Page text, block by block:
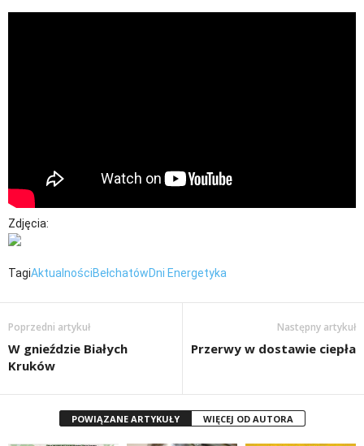
Zdjęcia:
TagiAktualnościBełchatówDni Energetyka
Poprzedni artykuł
W gnieździe Białych
Kruków
Następny artykuł
Przerwy w dostawie ciepła
POWIĄZANE ARTYKUŁY WIĘCEJ OD AUTORA